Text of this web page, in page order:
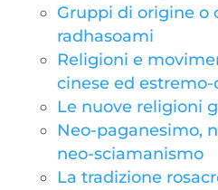
Gruppi di origine o
radhasoami
Religioni e
cinese ed
Le nuove religioni
Neo-paganesimo,
neo-sciamanismo
La tradizione